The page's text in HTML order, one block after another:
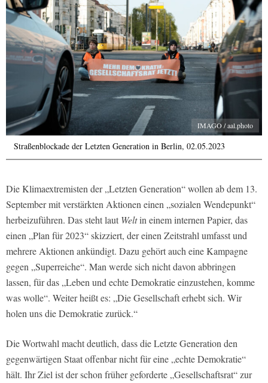
IMAGO / aal.photo
Straßenblockade der Letzten Generation in Berlin, 02.05.2023
Die Klimaextremisten der „Letzten Generation“ wollen ab dem 13.
September mit verstärkten Aktionen einen „sozialen Wendepunkt“
herbeizuführen. Das steht laut Weltin einem internen Papier, das
einen „Plan für 2023“ skizziert, der einen Zeitstrahl umfasst und
mehrere Aktionen ankündigt. Dazu gehört auch eine Kampagne
gegen „Superreiche“. Man werde sich nicht davon abbringen
lassen, für das „Leben und echte Demokratie einzustehen, komme
was wolle“. Weiter heißt es: „Die Gesellschaft erhebt sich. Wir
holen uns die Demokratie zurück.“
Die Wortwahl macht deutlich, dass die Letzte Generation den
gegenwärtigen Staat offenbar nicht für eine „echte Demokratie“
hält. Ihr Ziel ist der schon früher geforderte „Gesellschaftsrat“ zur